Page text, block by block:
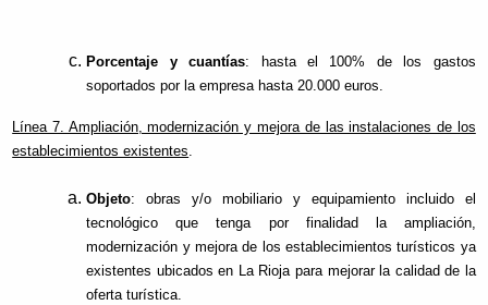
Porcentaje y cuantías: hasta el 100% de los gastos
soportados por la empresa hasta 20.000 euros.
Línea 7. Ampliación, modernización y mejora de las instalaciones de los
establecimientos existentes.
Objeto: obras y/o mobiliario y equipamiento incluido el
tecnológico que tenga por finalidad la ampliación,
modernización y mejora de los establecimientos turísticos ya
existentes ubicados en La Rioja para mejorar la calidad de la
oferta turística.